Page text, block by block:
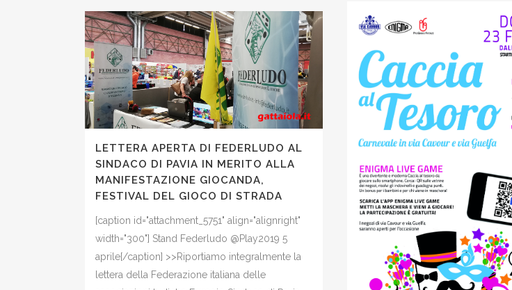
LETTERA APERTA DI FEDERLUDO AL
SINDACO DI PAVIA IN MERITO ALLA
MANIFESTAZIONE GIOCANDA,
FESTIVAL DEL GIOCO DI STRADA
[caption id="attachment_5751" align="alignright"
width="300"] Stand Federludo @Play2019 5
aprile[/caption] >>Riportiamo integralmente la
lettera della Federazione italiana delle